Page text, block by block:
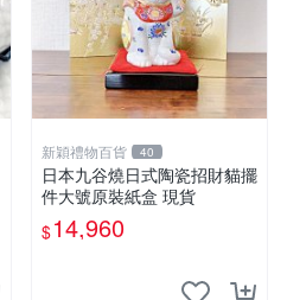
新穎禮物百貨 40
日本九谷燒日式陶瓷招財貓擺
件大號原裝紙盒 現貨
$14,960